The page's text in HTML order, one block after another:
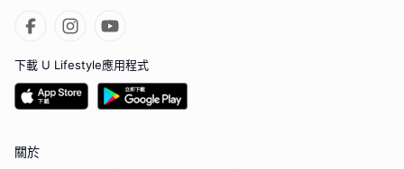
下載 U Lifestyle應用程式
關於